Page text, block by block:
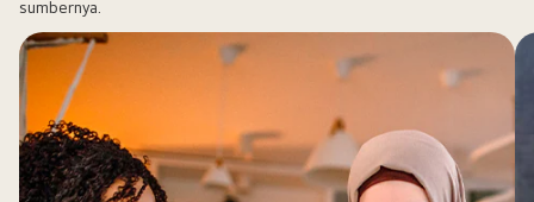
sumbernya.